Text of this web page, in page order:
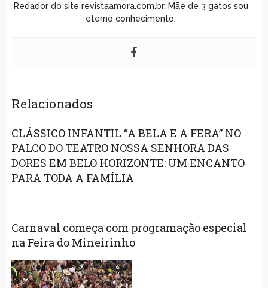
Redador do site revistaamora.com.br. Mãe de 3 gatos sou
eterno conhecimento.
Relacionados
CLÁSSICO INFANTIL “A BELA E A FERA” NO
PALCO DO TEATRO NOSSA SENHORA DAS
DORES EM BELO HORIZONTE: UM ENCANTO
PARA TODA A FAMÍLIA
Carnaval começa com programação especial
na Feira do Mineirinho